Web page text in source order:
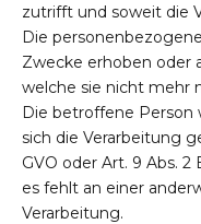
zutrifft und soweit die
Die
Zwecke erhoben oder
welche sie nicht mehr
Die betroffene Person
sich die Verarbeitung
GVO oder Art. 9 Abs.
es fehlt an einer
Verarbeitung.